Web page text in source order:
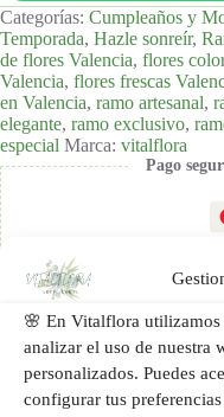
🌸 En Vitalflora
analizar el uso de nuestra
personalizados. Puedes
configurar tus
Categorías: Cumpleaños y
Temporada, Hazle sonreír,
de flores Valencia, flores
Valencia, flores frescas
en Valencia, ramo artesanal,
elegante, ramo exclusivo,
especial Marca: vitalflora
Pago